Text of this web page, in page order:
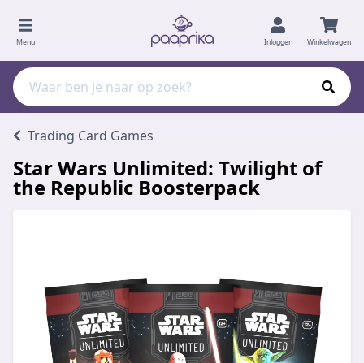
Menu Inloggen Winkelwagen
Trading Card Games
Star Wars Unlimited: Twilight of
the Republic Boosterpack